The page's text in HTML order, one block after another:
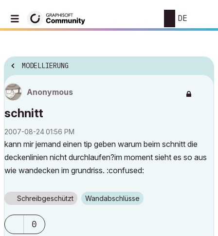
DE
MODELLIERUNG
Anonymous
schnitt
‎2007-08-2401:56 PM
kann mir jemand einen tip geben warum beim schnitt die
deckenlinien nicht durchlaufen?im moment sieht es so aus
wie wandecken im grundriss. :confused:
Schreibgeschützt Wandabschlüsse
0